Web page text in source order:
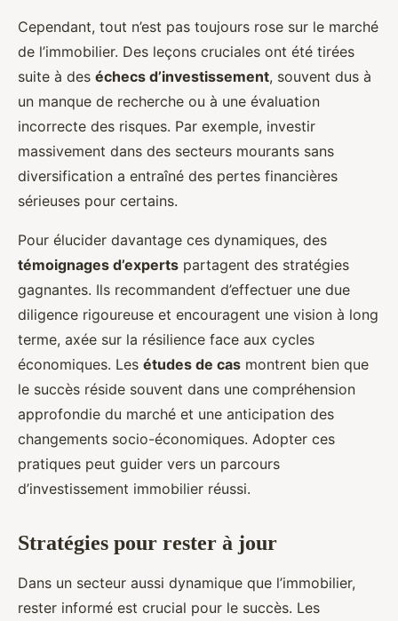
Cependant, tout n’est pas toujours rose sur le marché
de l’immobilier. Des leçons cruciales ont été tirées
suite à des échecs d’investissement, souvent dus à
un manque de recherche ou à une évaluation
incorrecte des risques. Par exemple, investir
massivement dans des secteurs mourants sans
diversification a entraîné des pertes financières
sérieuses pour certains.
Pour élucider davantage ces dynamiques, des
témoignages d’experts partagent des stratégies
gagnantes. Ils recommandent d’effectuer une due
diligence rigoureuse et encouragent une vision à long
terme, axée sur la résilience face aux cycles
économiques. Les études de cas montrent bien que
le succès réside souvent dans une compréhension
approfondie du marché et une anticipation des
changements socio-économiques. Adopter ces
pratiques peut guider vers un parcours
d’investissement immobilier réussi.
Stratégies pour rester à jour
Dans un secteur aussi dynamique que l’immobilier,
rester informé est crucial pour le succès. Les